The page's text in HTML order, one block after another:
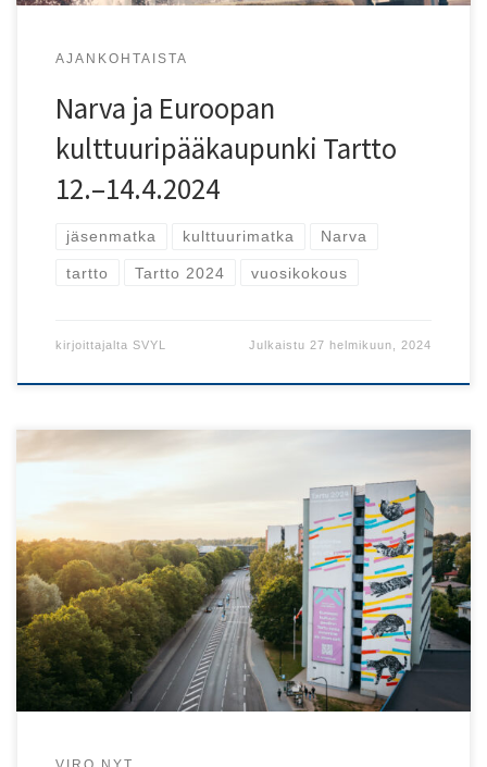
AJANKOHTAISTA
Narva ja Euroopan
kulttuuripääkaupunki Tartto
12.–14.4.2024
jäsenmatka kulttuurimatka Narva
tartto Tartto 2024 vuosikokous
kirjoittajalta SVYL Julkaistu27 helmikuun, 2024
Kulttuuripääkaupunki Tarton yli tuhannen tapahtuman
vuosi alkaa 26. tammikuuta avajaisilla.